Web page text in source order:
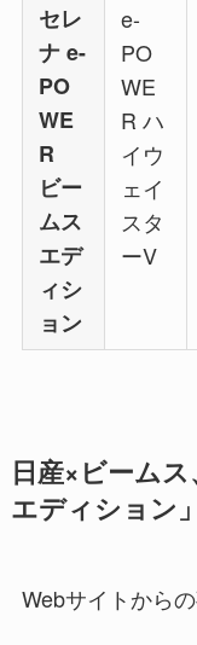
​セレ
ナ e-
PO
WE
R
ビー
ムス
エデ
ィシ
ョン​
e-
PO
WE
R ハ
イウ
ェイ
スタ
ーV
日産×ビーム
エディション
Webサイトから